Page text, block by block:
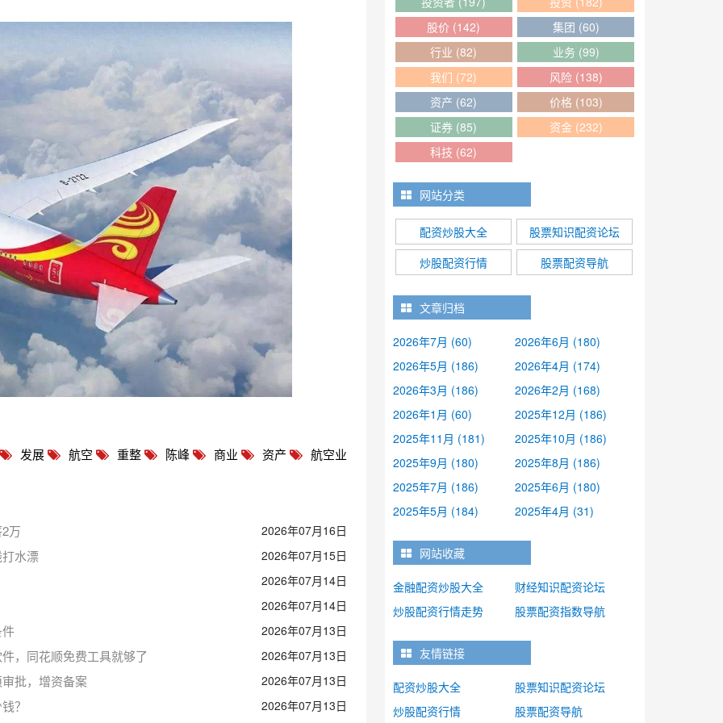
发展 航空 重整 陈峰 商业 资产 航空业
万 2026年07月16日
水漂
2026年07月15日
2026年07月14日
2026年07月14日
2026年07月13日
，同花顺免费工具就够了 2026年07月13日
批，增资备案 2026年07月13日
？ 2026年07月13日
股价 (142) 集团 (60)
行业 (82) 业务 (99)
我们 (72) 风险(138)
资产 (62) 价格(103)
证券 (85) 资金(232)
科技 (62)
网站分类
配资炒股大全
股票知识配资论坛
炒股配资行情
股票配资导航
文章归档
2026年7月 (60)
2026年6月 (180)
2026年5月 (186)
2026年4月 (174)
2026年3月 (186)
2026年2月 (168)
2026年1月 (60)
2025年12月 (186)
2025年11月 (181)
2025年10月 (186)
2025年9月 (180)
2025年8月 (186)
2025年7月 (186)
2025年6月 (180)
2025年5月 (184)
2025年4月 (31)
网站收藏
金融配资炒股大全
财经知识配资论坛
炒股配资行情走势
股票配资指数导航
友情链接
配资炒股大全
股票知识配资论坛
炒股配资行情
股票配资导航